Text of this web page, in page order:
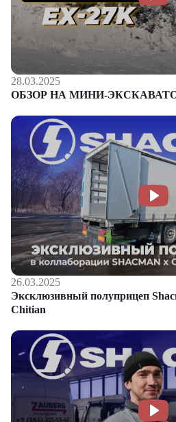
28.03.2025
ОБЗОР НА МИНИ-ЭКСКАВАТОР
26.03.2025
Эксклюзивный полуприцеп
Chitian